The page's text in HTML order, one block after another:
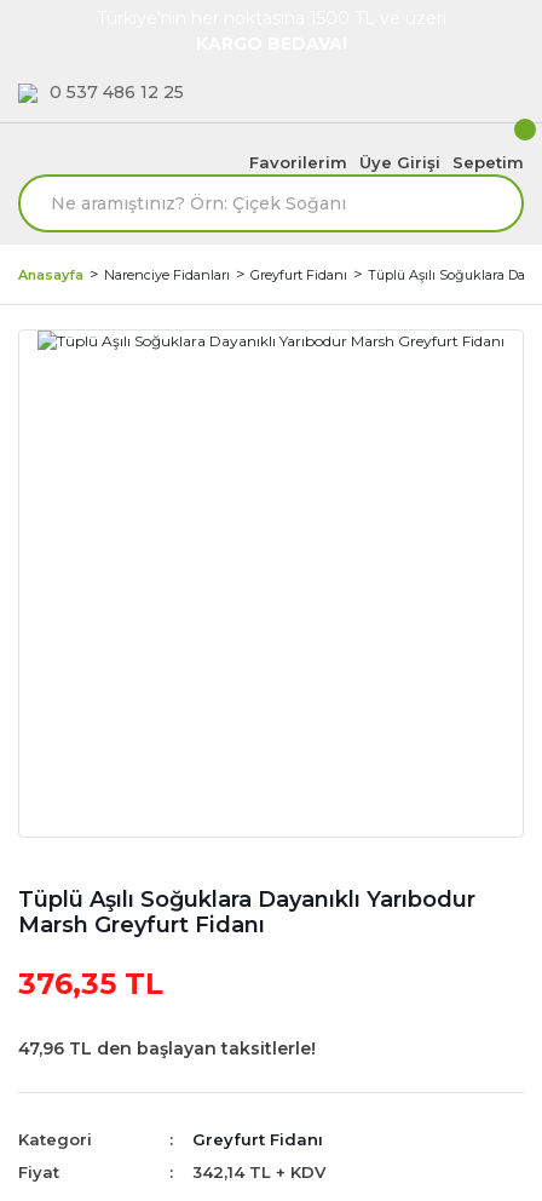
0 537 486 12 25
Favorilerim Üye Girişi Sepetim
Anasayfa Narenciye Fidanları Greyfurt Fidanı Tüplü Aşılı Soğuklara
Tüplü Aşılı Soğuklara Dayanıklı Yarıbodur
Marsh Greyfurt Fidanı
376,35 TL
47,96 TL den başlayan taksitlerle!
Kategori
Greyfurt Fidanı
Fiyat
342,14 TL + KDV